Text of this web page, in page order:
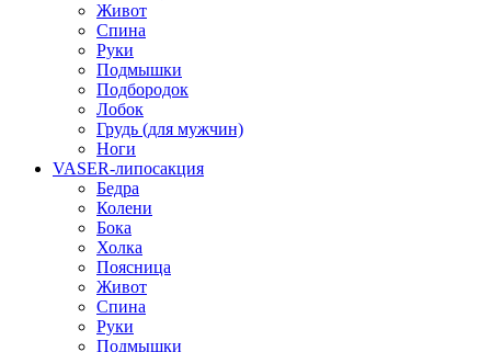
Живот
Спина
Руки
Подмышки
Подбородок
Лобок
Грудь (для мужчин)
Ноги
VASER-липосакция
Бедра
Колени
Бока
Холка
Поясница
Живот
Спина
Руки
Подмышки